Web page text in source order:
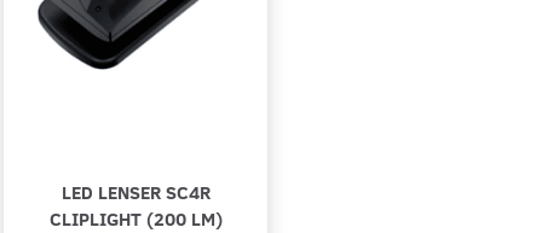
LED LENSER SC4R
CLIPLIGHT (200 LM)